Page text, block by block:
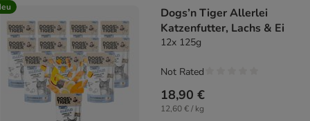
Dogs’n Tiger Allerlei
Katzenfutter, Lachs & Ei
12x 125g
18,90 €
12,60 € / kg
Not Rated